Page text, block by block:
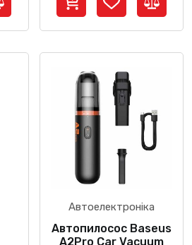
Автоелектроніка
Автопилосос Baseus
A2Pro Car Vacuum